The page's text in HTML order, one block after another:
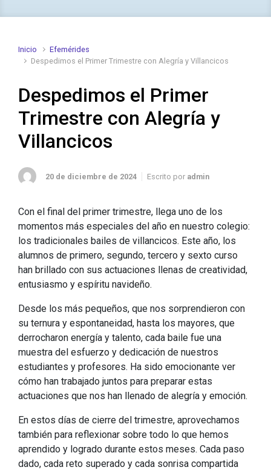
Inicio
Efemérides
Despedimos el Primer Trimestre con Alegría y Villancicos
Despedimos el Primer
Trimestre con Alegría y
Villancicos
20 de diciembre de 2024 Escrito por admin
Con el final del primer trimestre, llega uno de los
momentos más especiales del año en nuestro colegio:
los tradicionales bailes de villancicos. Este año, los
alumnos de primero, segundo, tercero y sexto curso
han brillado con sus actuaciones llenas de creatividad,
entusiasmo y espíritu navideño.
Desde los más pequeños, que nos sorprendieron con
su ternura y espontaneidad, hasta los mayores, que
derrocharon energía y talento, cada baile fue una
muestra del esfuerzo y dedicación de nuestros
estudiantes y profesores. Ha sido emocionante ver
cómo han trabajado juntos para preparar estas
actuaciones que nos han llenado de alegría y emoción.
En estos días de cierre del trimestre, aprovechamos
también para reflexionar sobre todo lo que hemos
aprendido y logrado durante estos meses. Cada paso
dado, cada reto superado y cada sonrisa compartida